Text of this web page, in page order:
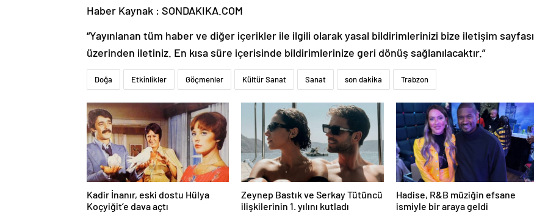
Haber Kaynak : SONDAKIKA.COM
“Yayınlanan tüm haber ve diğer içerikler ile ilgili olarak yasal bildirimlerinizi bize iletişim sayfası
üzerinden iletiniz. En kısa süre içerisinde bildirimlerinize geri dönüş sağlanılacaktır.”
Doğa Etkinlikler Göçmenler Kültür Sanat Sanat son dakika Trabzon
Kadir İnanır, eski dostu Hülya
Koçyiğit’e dava açtı
Zeynep Bastık ve Serkay Tütüncü
ilişkilerinin 1. yılını kutladı
Hadise, R&B müziğin efsane
ismiyle bir araya geldi